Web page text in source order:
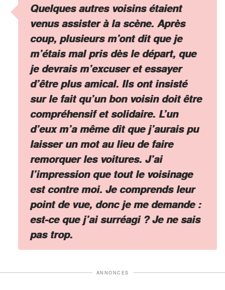
Quelques autres voisins étaient
venus assister à la scène. Après
coup, plusieurs m’ont dit que je
m’étais mal pris dès le départ, que
je devrais m’excuser et essayer
d’être plus amical. Ils ont insisté
sur le fait qu’un bon voisin doit être
compréhensif et solidaire. L’un
d’eux m’a même dit que j’aurais pu
laisser un mot au lieu de faire
remorquer les voitures. J’ai
l’impression que tout le voisinage
est contre moi. Je comprends leur
point de vue, donc je me demande :
est-ce que j’ai surréagi ? Je ne sais
pas trop.
ANNONCES